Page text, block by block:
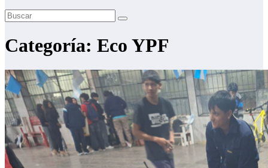
Categoría: Eco YPF